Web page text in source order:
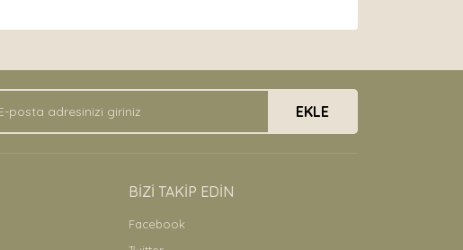
EKLE
BİZİ TAKİP EDİN
Facebook